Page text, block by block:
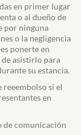
en primer lugar
o al dueño de
por ninguna
o la negligencia
ponerte en
asistirlo para
su estancia.
reeembolso si el
en
de comunicación